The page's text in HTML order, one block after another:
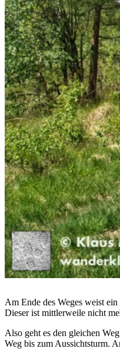
Am Ende des Weges weist
Dieser ist mittlerweile nicht
Also geht es den gleichen
Weg bis zum Aussichtsturm.